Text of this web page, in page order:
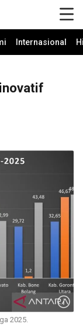
Internasional
2025.